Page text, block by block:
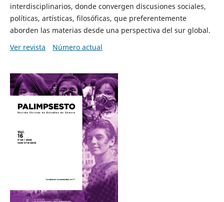
interdisciplinarios, donde convergen discusiones sociales,
políticas, artísticas, filosóficas, que preferentemente
aborden las materias desde una perspectiva del sur global.
Ver revista
Número actual